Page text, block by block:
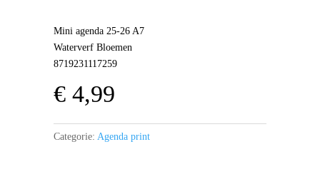
Mini agenda 25-26 A7
Waterverf Bloemen
8719231117259
€4,99
Categorie: Agenda print